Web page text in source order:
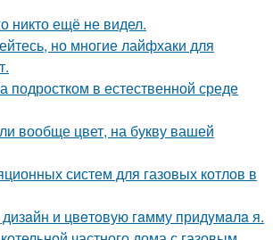
никто ещё не видел.
но многие лайфхаки для
подростком в естественной среде
вообще цвет, на букву вашей
систем для газовых котлов в
и цвeтoвую гaмму придyмaлa я.